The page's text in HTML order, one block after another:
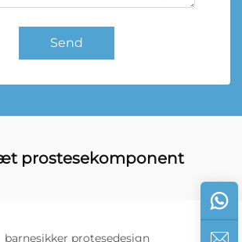
Send
prostesekomponent
barnesikker protesedesign